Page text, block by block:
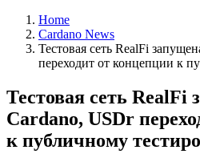
Home
Cardano News
Тестовая сеть RealFi
переходит от концепции к
Тестовая сеть RealFi
Cardano, USDr
к публичному